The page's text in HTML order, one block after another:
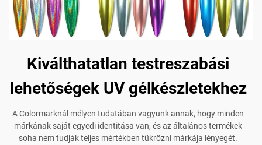
Kiválthatatlan testreszabási
lehetőségek UV gélkészletekhez
A Colormarknál mélyen tudatában vagyunk annak, hogy minden
márkának saját egyedi identitása van, és az általános termékek
soha nem tudják teljes mértékben tükrözni márkája lényegét.